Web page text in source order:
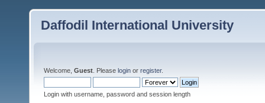
Daffodil International University
Welcome, Guest . Please login or register.
Login with username, password and session length